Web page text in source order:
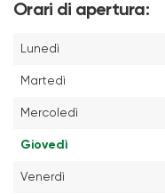
Orari di apertura:
Lunedì
Martedì
Mercoledì
Giovedì
Venerdì